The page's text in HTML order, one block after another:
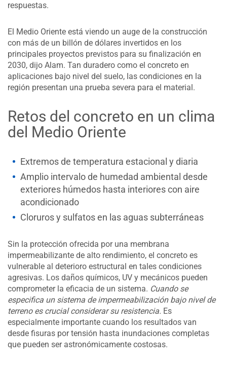
respuestas.​
El Medio Oriente está viendo un auge de la construcción
con más de un billón de dólares invertidos en los
principales proyectos previstos para su finalización en
2030, dijo Alam. Tan duradero como el concreto en
aplicaciones bajo nivel del suelo, las condiciones en la
región presentan una prueba severa para el material.
Retos del concreto en un clima
del Medio Oriente
Extremos de temperatura estacional y diaria
Amplio intervalo de humedad ambiental desde
exteriores húmedos hasta interiores con aire
acondicionado
Cloruros y sulfatos en las aguas subterráneas
Sin la protección ofrecida por una membrana
impermeabilizante de alto rendimiento, el concreto es
vulnerable al deterioro estructural en tales condiciones
agresivas. Los daños químicos, UV y mecánicos pueden
comprometer la eficacia de un sistema. Cuando se
especifica un sistema de impermeabilización bajo nivel de
terreno es crucial considerar su resistencia. Es
especialmente importante cuando los resultados van
desde fisuras por tensión hasta inundaciones completas
que pueden ser astronómicamente costosas.